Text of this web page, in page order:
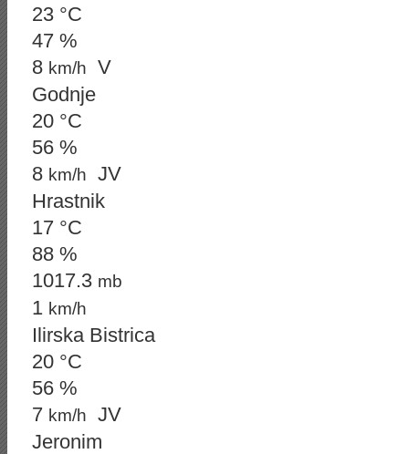
23 °C
47 %
8 km/h
V
Godnje
20 °C
56 %
8 km/h
JV
Hrastnik
17 °C
88 %
1017.3 mb
1 km/h
Ilirska Bistrica
20 °C
56 %
7 km/h
JV
Jeronim